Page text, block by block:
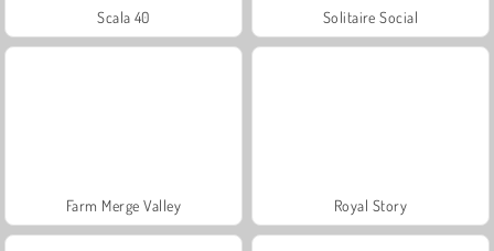
Scala 40 Solitaire Social
Farm Merge Valley Royal Story